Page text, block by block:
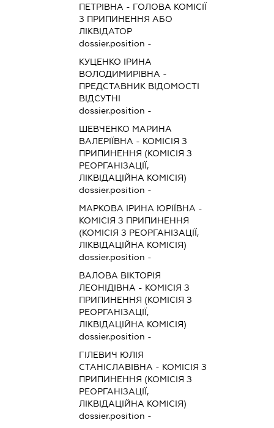
ПЕТРІВНА - ГОЛОВА КОМІСІЇ
З ПРИПИНЕННЯ АБО
ЛІКВІДАТОР
dossier.position -
КУЦЕНКО ІРИНА
ВОЛОДИМИРІВНА -
ПРЕДСТАВНИК ВІДОМОСТІ
ВІДСУТНІ
dossier.position -
ШЕВЧЕНКО МАРИНА
ВАЛЕРІЇВНА - КОМІСІЯ З
ПРИПИНЕННЯ (КОМІСІЯ З
РЕОРГАНІЗАЦІЇ,
ЛІКВІДАЦІЙНА КОМІСІЯ)
dossier.position -
МАРКОВА ІРИНА ЮРІЇВНА -
КОМІСІЯ З ПРИПИНЕННЯ
(КОМІСІЯ З РЕОРГАНІЗАЦІЇ,
ЛІКВІДАЦІЙНА КОМІСІЯ)
dossier.position -
ВАЛОВА ВІКТОРІЯ
ЛЕОНІДІВНА - КОМІСІЯ З
ПРИПИНЕННЯ (КОМІСІЯ З
РЕОРГАНІЗАЦІЇ,
ЛІКВІДАЦІЙНА КОМІСІЯ)
dossier.position -
ГІЛЕВИЧ ЮЛІЯ
СТАНІСЛАВІВНА - КОМІСІЯ З
ПРИПИНЕННЯ (КОМІСІЯ З
РЕОРГАНІЗАЦІЇ,
ЛІКВІДАЦІЙНА КОМІСІЯ)
dossier.position -